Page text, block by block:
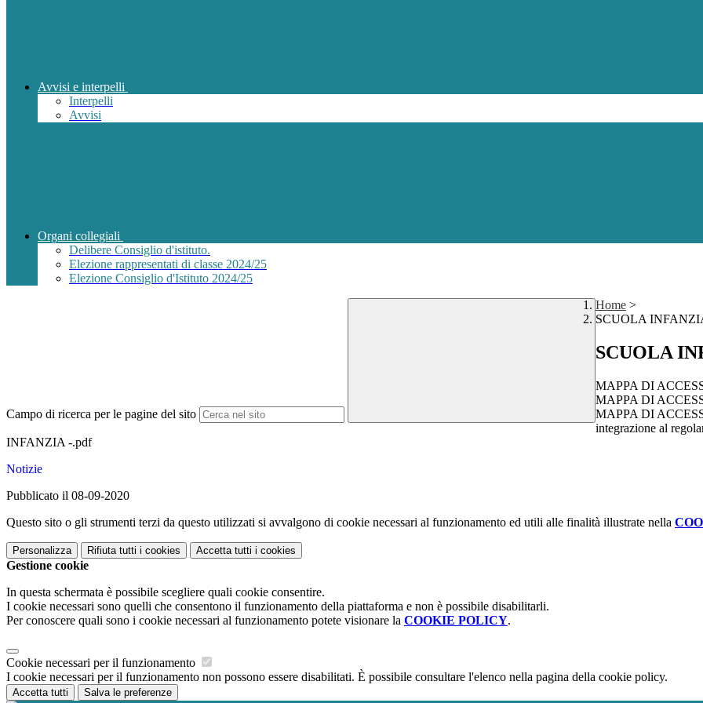
Avvisi e interpelli
Interpelli
Avvisi
Organi collegiali
Delibere Consiglio d'istituto.
Elezione rappresentati di classe 2024/25
Elezione Consiglio d'Istituto 2024/25
Campo di ricerca per le pagine del sito
Home >
SCUOLA
SCUOLA
MAPPA DI
MAPPA DI
MAPPA DI
integrazione al
INFANZIA -.pdf
Notizie
Pubblicato il 08-09-2020
Questo sito o gli strumenti terzi da questo utilizzati si avvalgono di cookie necessari al funzionamento ed utili alle finalità illustrate nella
Personalizza Rifiuta tutti i cookies Accetta tutti i cookies
Gestione cookie
In questa schermata è possibile scegliere quali cookie consentire.
I cookie necessari sono quelli che consentono il funzionamento della piattaforma e non è possibile disabilitarli.
Per conoscere quali sono i cookie necessari al funzionamento potete visionare la COOKIE POLICY.
Cookie necessari per il funzionamento
I cookie necessari per il funzionamento non possono essere disabilitati. È possibile consultare l'elenco nella pagina della cookie policy.
Accetta tutti Salva le preferenze